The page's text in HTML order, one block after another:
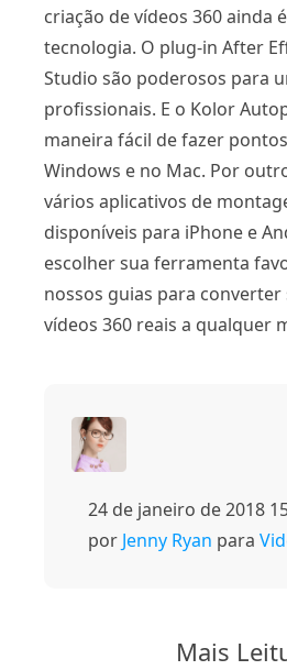
criação de vídeos 360 ainda
tecnologia. O plug-in After
Studio são poderosos para
profissionais. E o Kolor
maneira fácil de fazer
Windows e no Mac. Por
vários aplicativos de
disponíveis para iPhone e
escolher sua ferramenta
nossos guias para
vídeos 360 reais a qualquer
24 de janeiro de 2018
por Jenny Ryan para
Mais